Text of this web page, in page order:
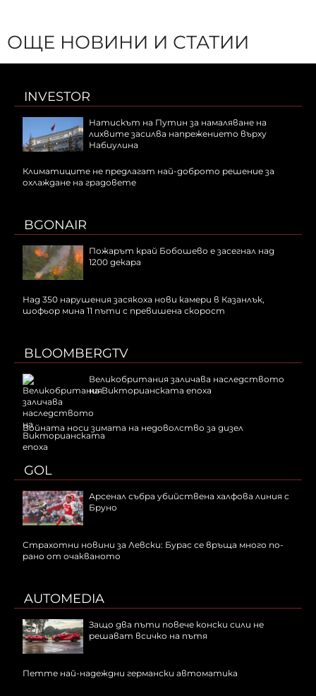
ОЩЕ НОВИНИ И СТАТИИ
INVESTOR
Натискът на Путин за намаляване на
лихвите засилва напрежението върху
Набиулина
Климатиците не предлагат най-доброто решение за
охлаждане на градовете
BGONAIR
Пожарът край Бобошево е засегнал над
1200 декара
Над 350 нарушения засякоха нови камери в Казанлък,
шофьор мина 11 пъти с превишена скорост
BLOOMBERGTV
Великобритания заличава наследството
на Викторианската епоха
Войната носи зимата на недоволство за дизел
GOL
Арсенал събра убийствена халфова линия с
Бруно
Страхотни новини за Левски: Бурас се връща много по-
рано от очакваното
AUTOMEDIA
Защо два пъти повече конски сили не
решават всичко на пътя
Петте най-надеждни германски автоматика